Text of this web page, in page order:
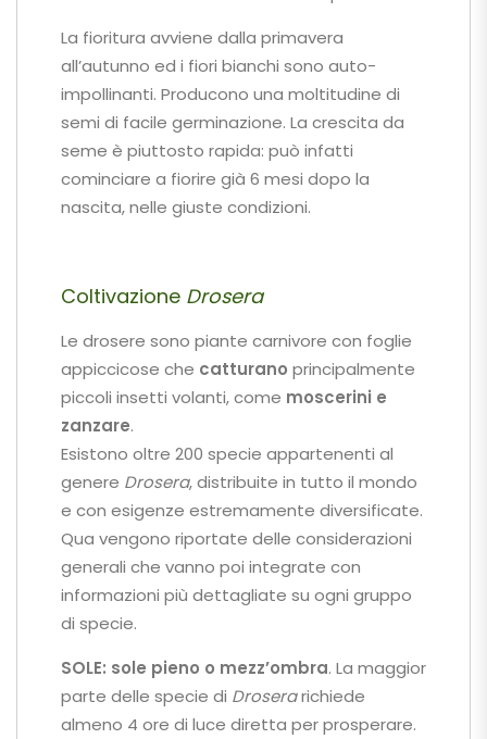
La fioritura avviene dalla primavera
all’autunno ed i fiori bianchi sono auto-
impollinanti. Producono una moltitudine di
semi di facile germinazione. La crescita da
seme è piuttosto rapida: può infatti
cominciare a fiorire già 6 mesi dopo la
nascita, nelle giuste condizioni.
Coltivazione Drosera
Le drosere sono piante carnivore con foglie
appiccicose che catturano principalmente
piccoli insetti volanti, come moscerini e
zanzare.
Esistono oltre 200 specie appartenenti al
genere Drosera, distribuite in tutto il mondo
e con esigenze estremamente diversificate.
Qua vengono riportate delle considerazioni
generali che vanno poi integrate con
informazioni più dettagliate su ogni gruppo
di specie.
SOLE: sole pieno o mezz’ombra. La maggior
parte delle specie di Droserarichiede
almeno 4 ore di luce diretta per prosperare.